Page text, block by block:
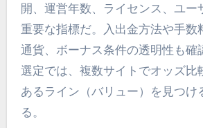
開、運営年数、ライセンス、ユー
重要な指標だ。入出金方法や手数
通貨、ボーナス条件の透明性も確
選定では、複数サイトでオッズ比
あるライン（バリュー）を見つけ
る。